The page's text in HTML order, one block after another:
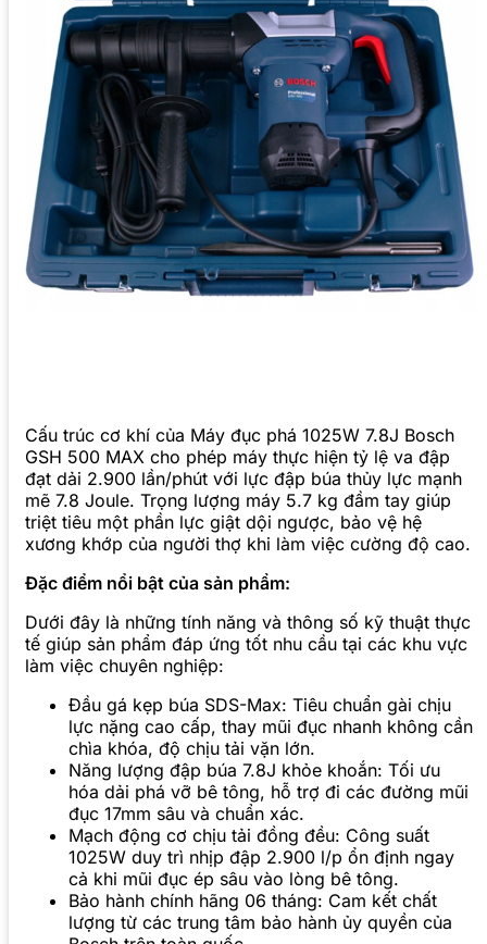
Cấu trúc cơ khí của Máy đục phá 1025W 7.8J Bosch
GSH 500 MAX cho phép máy thực hiện tỷ lệ va đập
đạt dải 2.900 lần/phút với lực đập búa thủy lực mạnh
mẽ 7.8 Joule. Trọng lượng máy 5.7 kg đầm tay giúp
triệt tiêu một phần lực giật dội ngược, bảo vệ hệ
xương khớp của người thợ khi làm việc cường độ cao.
Đặc điểm nổi bật của sản phẩm:
Dưới đây là những tính năng và thông số kỹ thuật thực
tế giúp sản phẩm đáp ứng tốt nhu cầu tại các khu vực
làm việc chuyên nghiệp:
Đầu gá kẹp búa SDS-Max: Tiêu chuẩn gài chịu
lực nặng cao cấp, thay mũi đục nhanh không cần
chìa khóa, độ chịu tải vặn lớn.
Năng lượng đập búa 7.8J khỏe khoắn: Tối ưu
hóa dải phá vỡ bê tông, hỗ trợ đi các đường mũi
đục 17mm sâu và chuẩn xác.
Mạch động cơ chịu tải đồng đều: Công suất
1025W duy trì nhịp đập 2.900 l/p ổn định ngay
cả khi mũi đục ép sâu vào lòng bê tông.
Bảo hành chính hãng 06 tháng: Cam kết chất
lượng từ các trung tâm bảo hành ủy quyền của